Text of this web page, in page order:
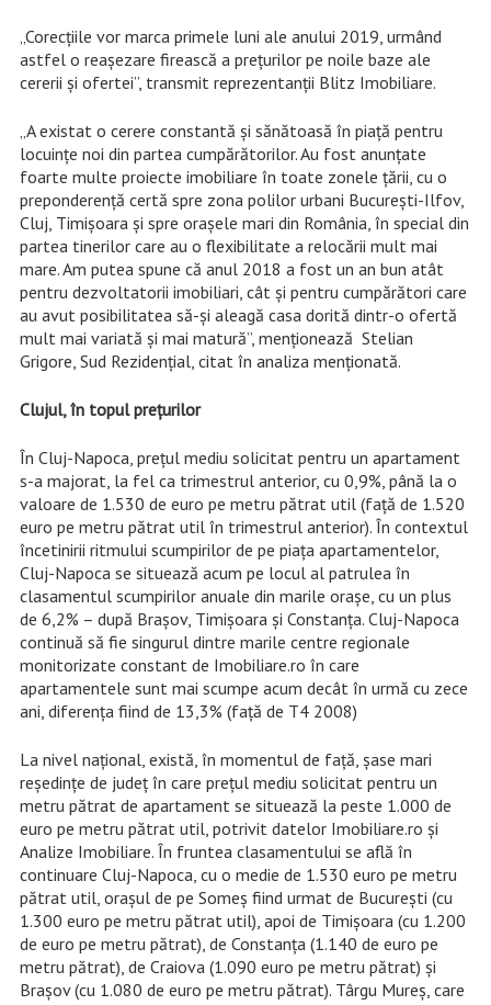
„Corecțiile vor marca primele luni ale anului 2019, urmând
astfel o reașezare firească a prețurilor pe noile baze ale
cererii și ofertei”, transmit reprezentanții Blitz Imobiliare.
„A existat o cerere constantă și sănătoasă în piață pentru
locuințe noi din partea cumpărătorilor. Au fost anunțate
foarte multe proiecte imobiliare în toate zonele țării, cu o
preponderență certă spre zona polilor urbani București-Ilfov,
Cluj, Timișoara și spre orașele mari din România, în special din
partea tinerilor care au o flexibilitate a relocării mult mai
mare. Am putea spune că anul 2018 a fost un an bun atât
pentru dezvoltatorii imobiliari, cât și pentru cumpărători care
au avut posibilitatea să-și aleagă casa dorită dintr-o ofertă
mult mai variată și mai matură”, menţionează Stelian
Grigore, Sud Rezidențial, citat în analiza menţionată.
Clujul, în topul preţurilor
În Cluj-Napoca, prețul mediu solicitat pentru un apartament
s-a majorat, la fel ca trimestrul anterior, cu 0,9%, până la o
valoare de 1.530 de euro pe metru pătrat util (față de 1.520
euro pe metru pătrat util în trimestrul anterior). În contextul
încetinirii ritmului scumpirilor de pe piața apartamentelor,
Cluj-Napoca se situează acum pe locul al patrulea în
clasamentul scumpirilor anuale din marile orașe, cu un plus
de 6,2% – după Brașov, Timișoara și Constanța. Cluj-Napoca
continuă să fie singurul dintre marile centre regionale
monitorizate constant de Imobiliare.ro în care
apartamentele sunt mai scumpe acum decât în urmă cu zece
ani, diferența fiind de 13,3% (față de T4 2008)
La nivel național, există, în momentul de față, șase mari
reședințe de județ în care prețul mediu solicitat pentru un
metru pătrat de apartament se situează la peste 1.000 de
euro pe metru pătrat util, potrivit datelor Imobiliare.ro și
Analize Imobiliare. În fruntea clasamentului se află în
continuare Cluj-Napoca, cu o medie de 1.530 euro pe metru
pătrat util, orașul de pe Someș fiind urmat de București (cu
1.300 euro pe metru pătrat util), apoi de Timișoara (cu 1.200
de euro pe metru pătrat), de Constanța (1.140 de euro pe
metru pătrat), de Craiova (1.090 euro pe metru pătrat) și
Brașov (cu 1.080 de euro pe metru pătrat). Târgu Mureș, care